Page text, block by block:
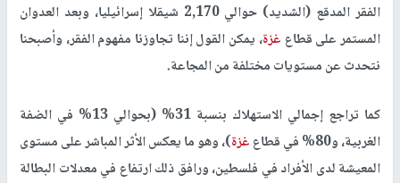
الفقر المدقع (الشديد) حوالي 2,170 شيقلا إسرائيليا، وبعد العدوان
المستمر على قطاع غزة، يمكن القول إننا تجاوزنا مفهوم الفقر، وأصبحنا
نتحدث عن مستويات مختلفة من المجاعة.
كما تراجع إجمالي الاستهلاك بنسبة 31% (بحوالي 13% في الضفة
الغربية، و80% في قطاع
غزة)، وهو ما يعكس الأثر المباشر على مستوى
المعيشة لدى الأفراد في فلسطين، ورافق ذلك ارتفاع في معدلات البطالة